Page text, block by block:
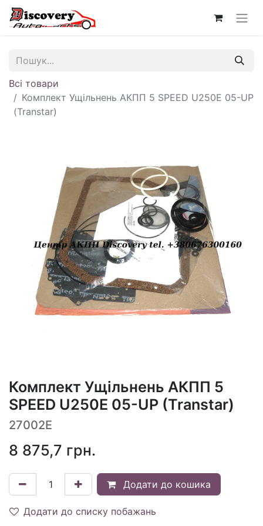
Всі товари
Комплект Ущільнень АКПП 5 SPEED U250E 05-UP
(Transtar)
Комплект Ущільнень АКПП 5
SPEED U250E 05-UP (Transtar)
27002E
8 875,7 грн.
Додати до кошика
Додати до списку побажань